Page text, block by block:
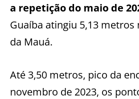
a repetição do maio de
Guaíba atingiu 5,13 metros
da Mauá.
Até 3,50 metros, pico da
novembro de 2023, os